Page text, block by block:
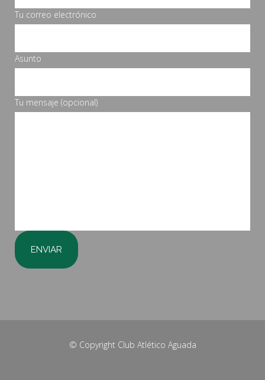
Tu correo electrónico
Asunto
Tu mensaje (opcional)
© Copyright Club Atlético Aguada